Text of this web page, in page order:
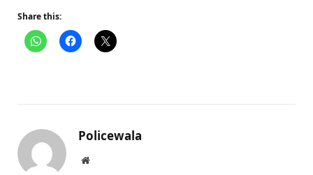
Share this:
Policewala
Website